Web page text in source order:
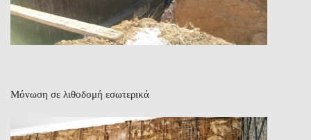
Μόνωση σε λιθοδομή εσωτερικά